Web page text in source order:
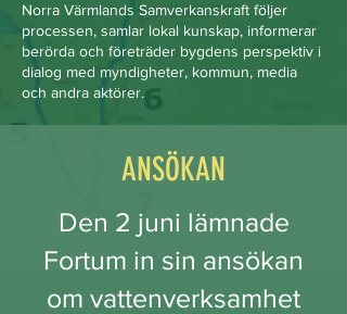
Norra Värmlands Samverkanskraft följer
processen, samlar lokal kunskap, informerar
berörda och företräder bygdens perspektiv i
dialog med myndigheter, kommun, media
och andra aktörer.
ANSÖKAN
Den 2 juni lämnade
Fortum in sin ansökan
om vattenverksamhet